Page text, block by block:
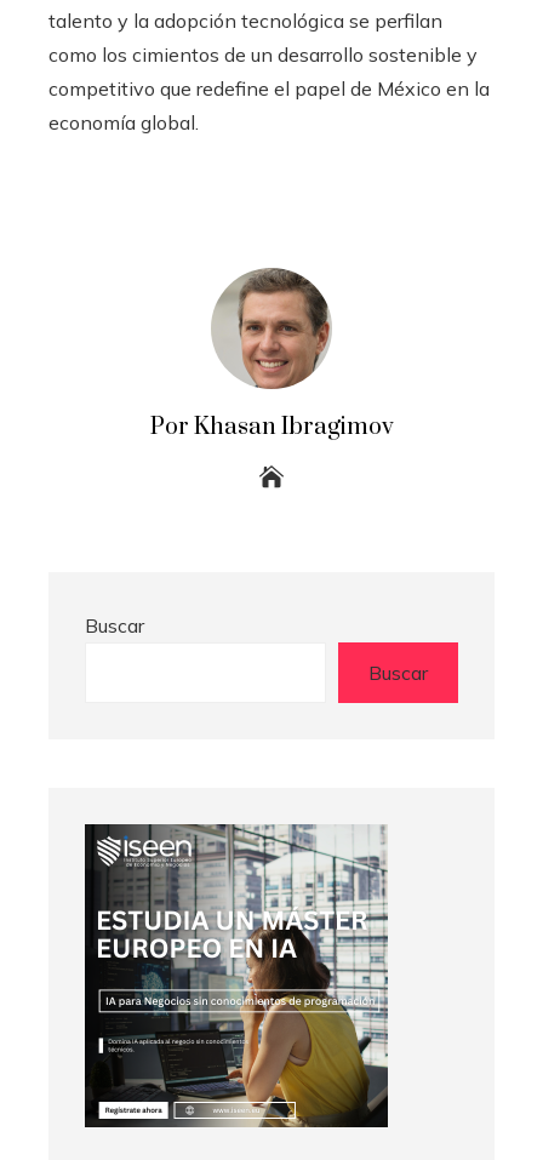
talento y la adopción tecnológica se perfilan
como los cimientos de un desarrollo sostenible y
competitivo que redefine el papel de México en la
economía global.
Por Khasan Ibragimov
Buscar
Buscar